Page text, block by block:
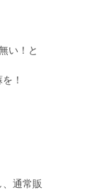
い！と
！
通常販